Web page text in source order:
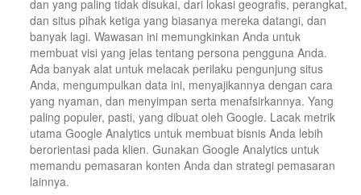
dan yang paling tidak disukai, dari lokasi geografis, perangkat,
dan situs pihak ketiga yang biasanya mereka datangi, dan
banyak lagi. Wawasan ini memungkinkan Anda untuk
membuat visi yang jelas tentang persona pengguna Anda.
Ada banyak alat untuk melacak perilaku pengunjung situs
Anda, mengumpulkan data ini, menyajikannya dengan cara
yang nyaman, dan menyimpan serta menafsirkannya. Yang
paling populer, pasti, yang dibuat oleh Google. Lacak metrik
utama Google Analytics untuk membuat bisnis Anda lebih
berorientasi pada klien. Gunakan Google Analytics untuk
memandu pemasaran konten Anda dan strategi pemasaran
lainnya.